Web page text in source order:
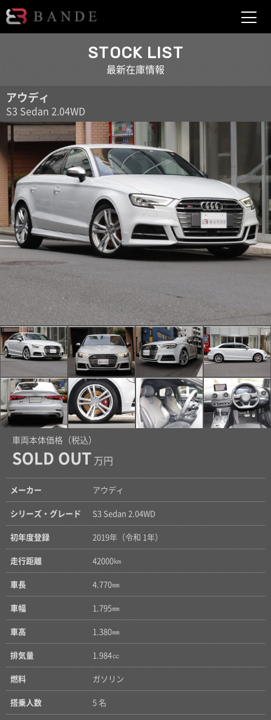
STOCK LIST
最新在庫情報
アウディ
S3 Sedan 2.04WD
車両本体価格（税込）
SOLD OUT 万円
メーカー アウディ
シリーズ・グレード S3 Sedan 2.04WD
初年度登録 2019年（令和 1年）
走行距離 42000㎞
車長 4.770㎜
車幅 1.795㎜
車高 1.380㎜
排気量 1.984㏄
燃料 ガソリン
搭乗人数 5 名